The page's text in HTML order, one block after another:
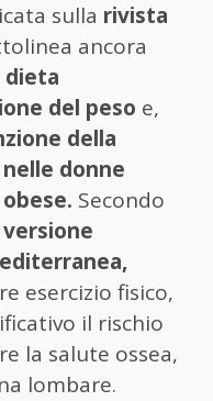
sulla rivista
ancora
dieta
del peso e,
della
donne
Secondo
versione
esercizio fisico,
il rischio
la salute ossea,
lombare.